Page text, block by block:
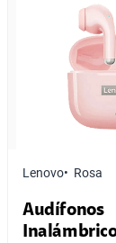
Lenovo Rosa
Audífonos